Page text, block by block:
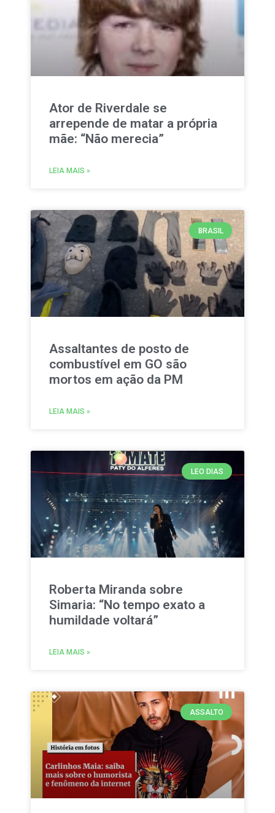
Ator de Riverdale se
arrepende de matar a própria
mãe: “Não merecia”
LEIA MAIS »
BRASIL
Assaltantes de posto de
combustível em GO são
mortos em ação da PM
LEIA MAIS »
LEO DIAS
Roberta Miranda sobre
Simaria: “No tempo exato a
humildade voltará”
LEIA MAIS »
ASSALTO